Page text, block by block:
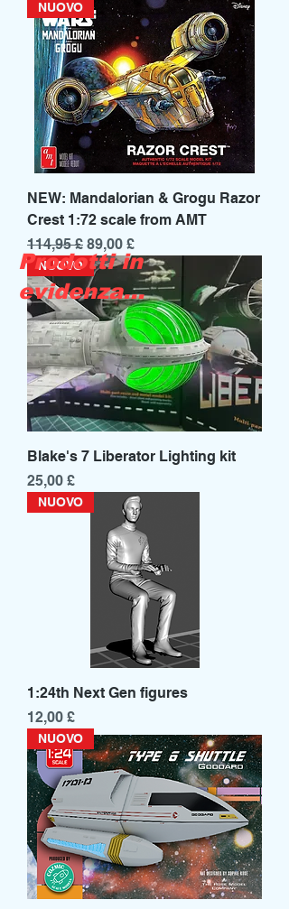
NUOVO
NEW: Mandalorian & Grogu Razor
Crest 1:72 scale from AMT
Prezzo regolare
114,95 £ Prezzo scontato
89,00 £
NUOVO
Blake's 7 Liberator Lighting kit
Prezzo
25,00 £
NUOVO
1:24th Next Gen figures
Prezzo
12,00 £
NUOVO
Prodotti in
evidenza...